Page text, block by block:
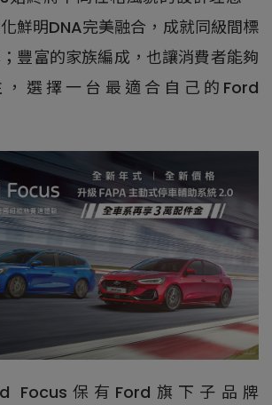
鮮明DNA完美融合，成就同級間標
豐富的家族編成，也讓消費者能夠
選擇一台最適合自己的Ford
Focus保有Ford旗下子品牌